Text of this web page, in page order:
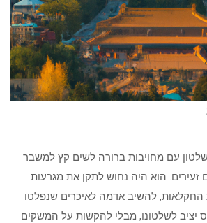
עם מחויבות ברורה לשים קץ למשבר
הוא היה נחוש לתקן את מגרעות
להשיב אדמה לאיכרים שנפלטו
יציב לשלטונו, מבלי להקשות על המשקים